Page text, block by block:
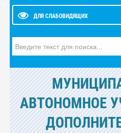
ДЛЯ СЛАБОВИДЯЩИХ
АВТОНОМНОЕ